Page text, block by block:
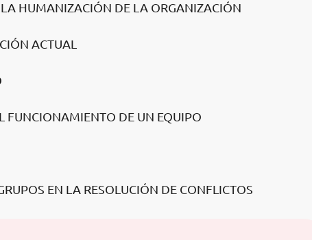
HUMANIZACIÓN DE LA ORGANIZACIÓN
ACTUAL
FUNCIONAMIENTO DE UN EQUIPO
EN LA RESOLUCIÓN DE CONFLICTOS